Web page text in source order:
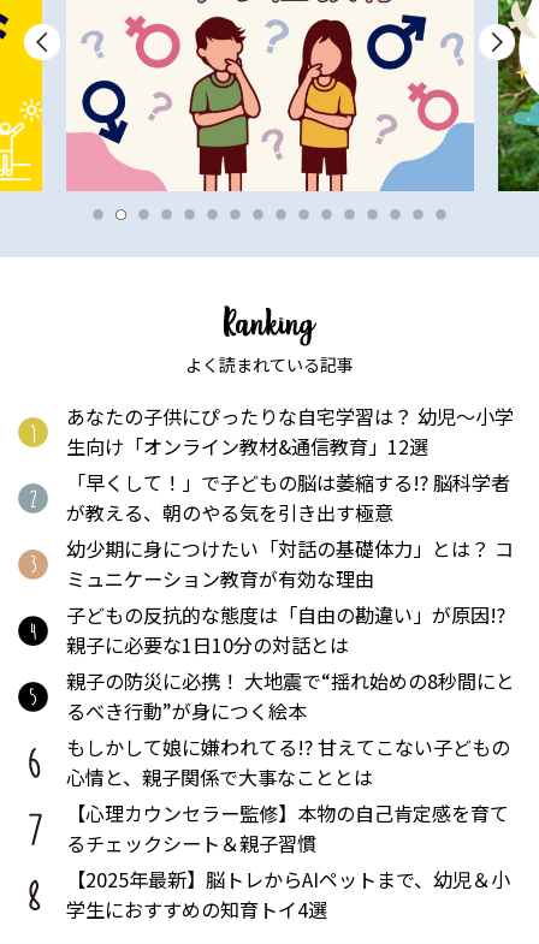
よく読まれている記事
あなたの子供にぴったりな自宅学習は？ 幼児〜小学
生向け「オンライン教材&通信教育」12選
「早くして！」で子どもの脳は萎縮する!? 脳科学者
が教える、朝のやる気を引き出す極意
幼少期に身につけたい「対話の基礎体力」とは？ コ
ミュニケーション教育が有効な理由
子どもの反抗的な態度は「自由の勘違い」が原因!?
親子に必要な1日10分の対話とは
親子の防災に必携！ 大地震で“揺れ始めの8秒間にと
るべき行動”が身につく絵本
もしかして娘に嫌われてる!? 甘えてこない子どもの
心情と、親子関係で大事なこととは
【心理カウンセラー監修】本物の自己肯定感を育て
るチェックシート＆親子習慣
【2025年最新】脳トレからAIペットまで、幼児＆小
学生におすすめの知育トイ4選